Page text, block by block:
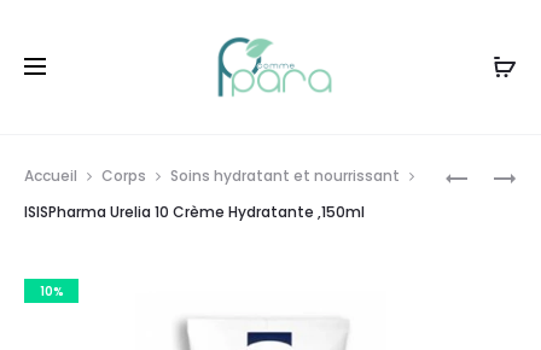
Accueil Corps
Soins hydratant et nourrissant
ISISPharma Urelia 10 Crème Hydratante ,150ml
10%